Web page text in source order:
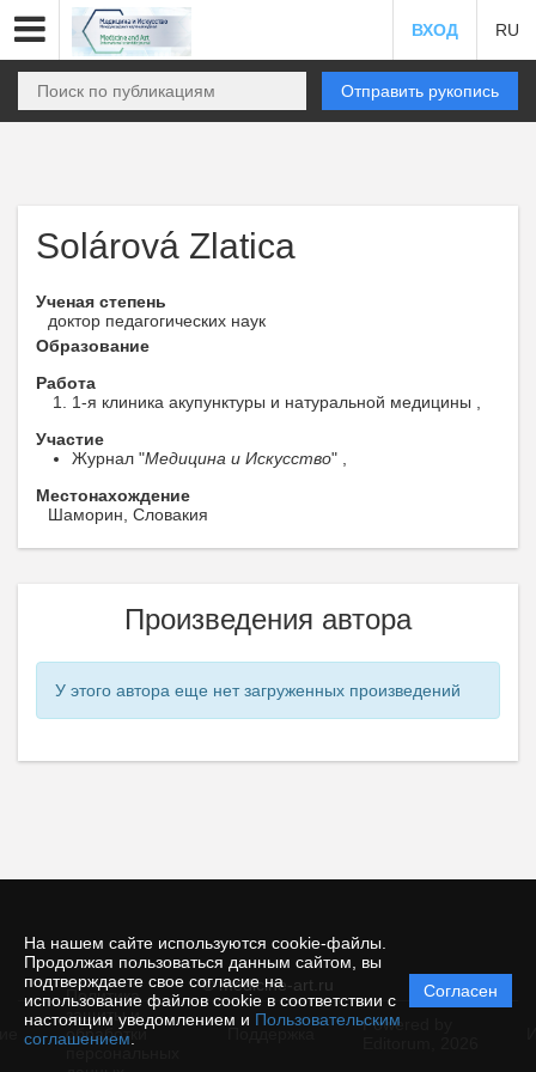
На нашем сайте используются cookie-файлы.
Продолжая пользоваться данным сайтом, вы
подтверждаете свое согласие на
использование файлов cookie в соответствии с
настоящим уведомлением и Пользовательским
соглашением
Согласен
ВХОД RU
Отправить рукопись
Solárová Zlatica
Ученая степень
доктор педагогических наук
Образование
Работа
1-я клиника акупунктуры и натуральной медицины ,
Участие
Журнал "Медицина и Искусство" ,
Местонахождение
Шаморин, Словакия
Произведения автора
У этого автора еще нет загруженных произведений
© medicine-art.ru
Политика
защиты и
обработки
Powered by